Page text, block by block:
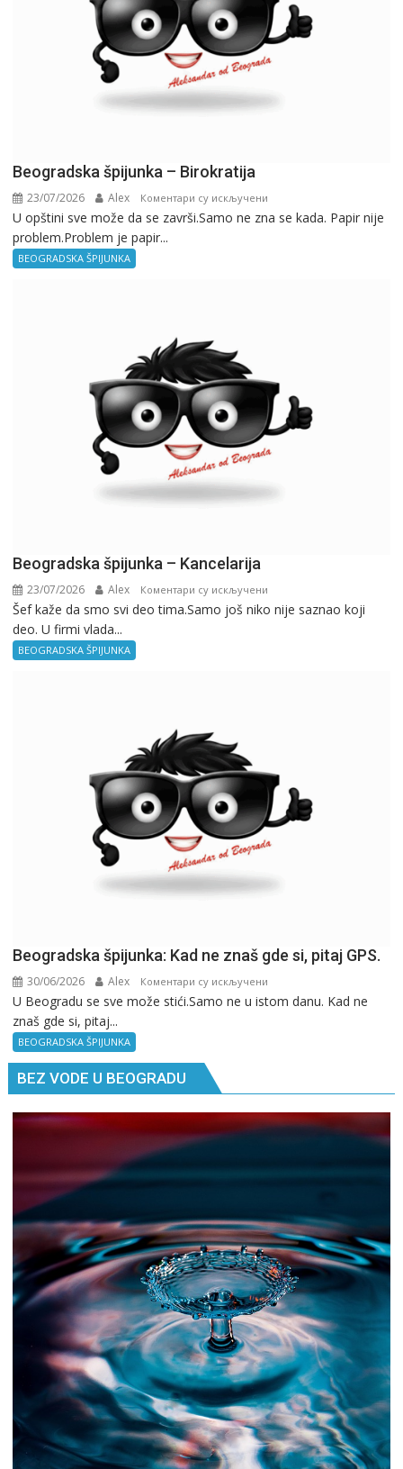
Beogradska špijunka – Birokratija
23/07/2026 Alex Коментари су искључени
Beogradska
U opštini sve može da se završi.Samo ne zna se kada. Papir nije
problem.Problem je papir...
BEOGRADSKA ŠPIJUNKA
Beogradska špijunka – Kancelarija
23/07/2026 Alex Коментари су искључени
Beogradska
Šef kaže da smo svi deo tima.Samo još niko nije saznao koji
deo. U firmi vlada...
BEOGRADSKA ŠPIJUNKA
Beogradska špijunka: Kad ne znaš gde si, pitaj GPS.
30/06/2026 Alex Коментари су искључени
Beogradska
si,
U Beogradu se sve može stići.Samo ne u istom danu. Kad ne
znaš gde si, pitaj...
BEOGRADSKA ŠPIJUNKA
BEZ VODE U BEOGRADU